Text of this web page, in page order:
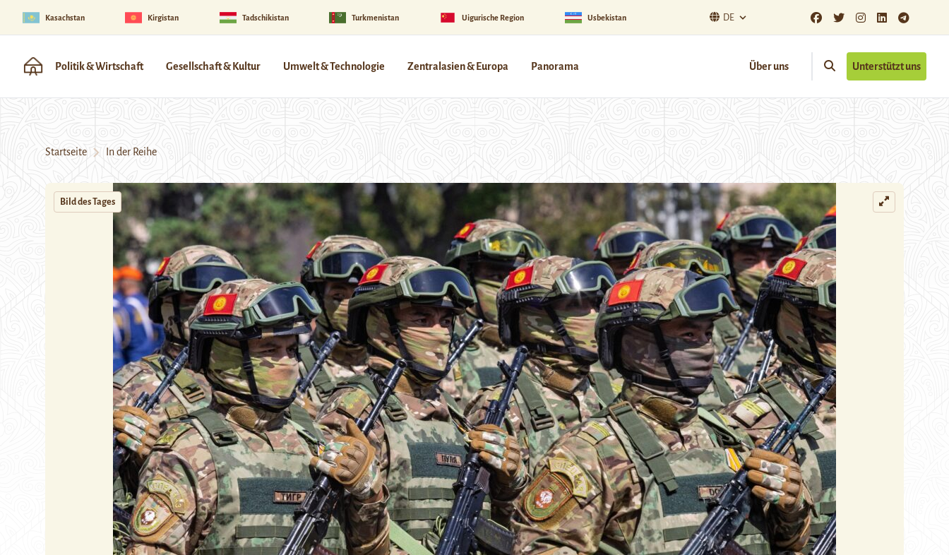
Kasachstan Kirgistan Tadschikistan Turkmenistan Uigurische Region Usbekistan DE
Politik & Wirtschaft Gesellschaft & Kultur Umwelt & Technologie Zentralasien & Europa Panorama Über uns Unterstützt uns
Startseite In der Reihe
Bild des Tages